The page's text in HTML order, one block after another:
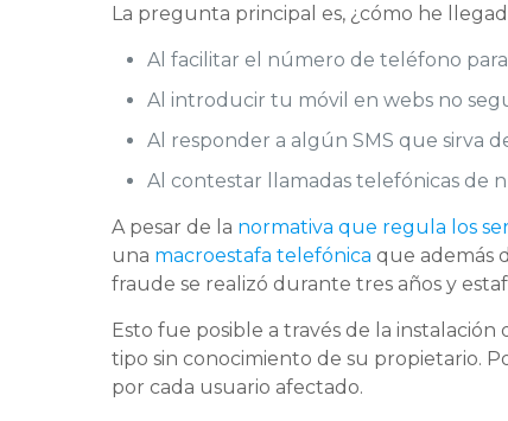
La pregunta principal es, ¿cómo he
Al facilitar el número de teléfono
Al introducir tu móvil en webs no
Al responder a algún SMS que sirva
Al contestar llamadas telefónicas de
A pesar de la normativa que regula los
una macroestafa telefónica que además
fraude se realizó durante tres años y
Esto fue posible a través de la instalación
tipo sin conocimiento de su propietario.
por cada usuario afectado.